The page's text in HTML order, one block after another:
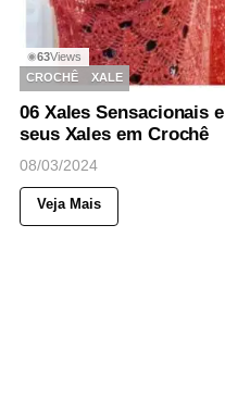
◉63Views
CROCHÊ
XALE
06 Xales Sensacionais
seus Xales em Crochê
08/03/2024
Veja Mais